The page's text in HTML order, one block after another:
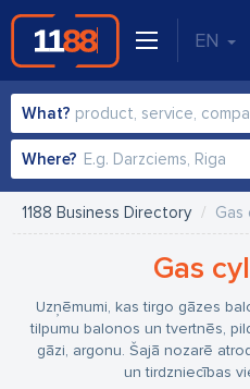
EN
What?
Where?
1188 Business Directory Gas
Gas
Uzņēmumi, kas tirgo gāzes
tilpumu balonos un tvertnēs,
gāzi, argonu. Šajā nozarē
un tirdzniecības